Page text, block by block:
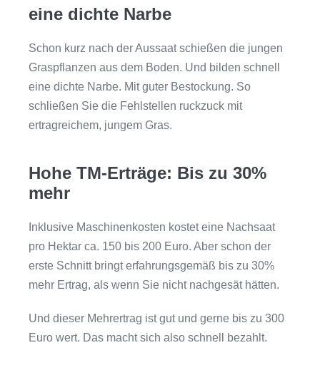
eine dichte Narbe
Schon kurz nach der Aussaat schießen die jungen
Graspflanzen aus dem Boden. Und bilden schnell
eine dichte Narbe. Mit guter Bestockung. So
schließen Sie die Fehlstellen ruckzuck mit
ertragreichem, jungem Gras.
Hohe TM-Erträge: Bis zu 30%
mehr
Inklusive Maschinenkosten kostet eine Nachsaat
pro Hektar ca. 150 bis 200 Euro. Aber schon der
erste Schnitt bringt erfahrungsgemäß bis zu 30%
mehr Ertrag, als wenn Sie nicht nachgesät hätten.
Und dieser Mehrertrag ist gut und gerne bis zu 300
Euro wert. Das macht sich also schnell bezahlt.